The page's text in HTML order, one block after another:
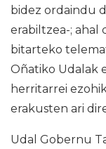
bidez ordaindu
erabiltzea-; ahal
bitarteko
Oñatiko Udalak
herritarrei
erakusten ari
Udal Gobernu